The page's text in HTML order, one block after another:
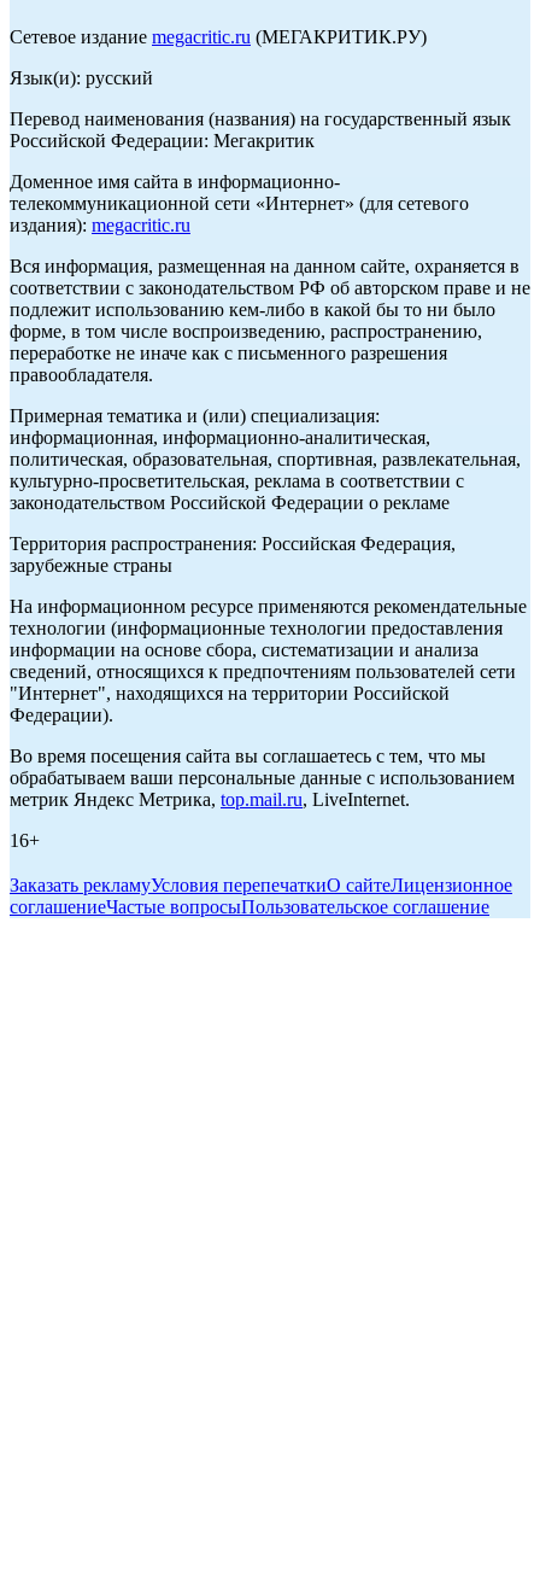
Сетевое издание megacritic.ru (МЕГАКРИТИК.РУ)
Язык(и): русский
Перевод наименования (названия) на государственный язык
Российской Федерации: Мегакритик
Доменное имя сайта в информационно-
телекоммуникационной сети «Интернет» (для сетевого
издания): megacritic.ru
Вся информация, размещенная на данном сайте, охраняется в
соответствии с законодательством РФ об авторском праве и не
подлежит использованию кем-либо в какой бы то ни было
форме, в том числе воспроизведению, распространению,
переработке не иначе как с письменного разрешения
правообладателя.
Примерная тематика и (или) специализация:
информационная, информационно-аналитическая,
политическая, образовательная, спортивная, развлекательная,
культурно-просветительская, реклама в соответствии с
законодательством Российской Федерации о рекламе
Территория распространения: Российская Федерация,
зарубежные страны
На информационном ресурсе применяются рекомендательные
технологии (информационные технологии предоставления
информации на основе сбора, систематизации и анализа
сведений, относящихся к предпочтениям пользователей сети
"Интернет", находящихся на территории Российской
Федерации).
Во время посещения сайта вы соглашаетесь с тем, что мы
обрабатываем ваши персональные данные с использованием
метрик Яндекс Метрика, top.mail.ru, LiveInternet.
16+
Заказать рекламуУсловия перепечаткиО сайтеЛицензионное
соглашениеЧастые вопросыПользовательское соглашение